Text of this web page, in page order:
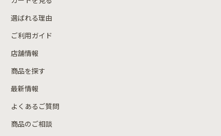
選ばれる理由
ご利用ガイド
店舗情報
商品を探す
最新情報
よくあるご質問
商品のご相談